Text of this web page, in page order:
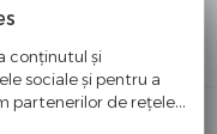
conținutul și
sociale și pentru a
partenerilor de rețele
cu privire la